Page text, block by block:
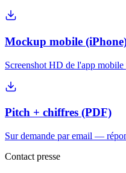
Mockup mobile
Screenshot HD de l'app
Pitch + chiffres (PDF)
Sur demande par email —
Contact presse